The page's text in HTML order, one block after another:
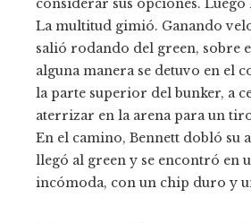
considerar sus opciones. Luego
La multitud gimió. Ganando
salió rodando del green, sobre
alguna manera se detuvo en el
la parte superior del bunker, a
aterrizar en la arena para un
En el camino, Bennett dobló su
llegó al green y se encontró en
incómoda, con un chip duro y